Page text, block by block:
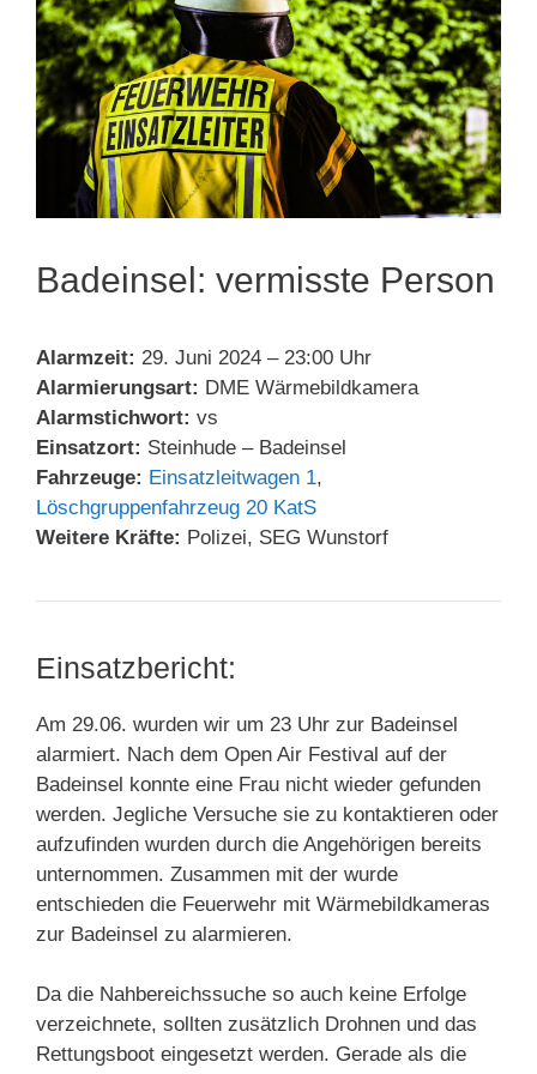
Badeinsel: vermisste Person
Alarmzeit: 29. Juni 2024 – 23:00 Uhr
Alarmierungsart: DME Wärmebildkamera
Alarmstichwort: vs
Einsatzort: Steinhude – Badeinsel
Fahrzeuge: Einsatzleitwagen 1,
Löschgruppenfahrzeug 20 KatS
Weitere Kräfte: Polizei, SEG Wunstorf
Einsatzbericht:
Am 29.06. wurden wir um 23 Uhr zur Badeinsel
alarmiert. Nach dem Open Air Festival auf der
Badeinsel konnte eine Frau nicht wieder gefunden
werden. Jegliche Versuche sie zu kontaktieren oder
aufzufinden wurden durch die Angehörigen bereits
unternommen. Zusammen mit der wurde
entschieden die Feuerwehr mit Wärmebildkameras
zur Badeinsel zu alarmieren.
Da die Nahbereichssuche so auch keine Erfolge
verzeichnete, sollten zusätzlich Drohnen und das
Rettungsboot eingesetzt werden. Gerade als die